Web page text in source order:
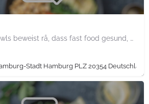
mit reichhaltigen bowls beweist rå, dass fast food gesund, nachhaltig und hundertprozentig vegan sein kann.…
Stadt Hamburg PLZ 20354 Deutschland